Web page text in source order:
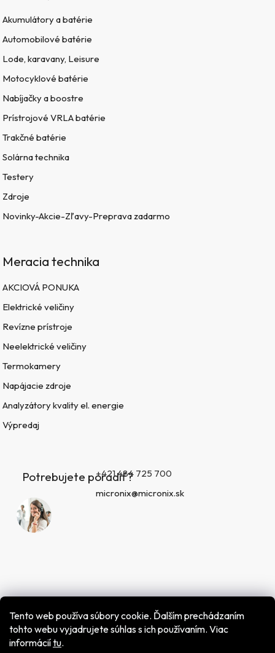
Tento web používa súbory cookie. Ďalším prechádzaním
tohto webu vyjadrujete súhlas s ich používaním. Viac
informáciítu.
Akumulátory a batérie
Automobilové batérie
Lode, karavany, Leisure
Motocyklové batérie
Nabíjačky a boostre
Prístrojové VRLA batérie
Trakčné batérie
Solárna technika
Testery
Zdroje
Novinky-Akcie-Zľavy-Preprava zadarmo
Meracia technika
AKCIOVÁ PONUKA
Elektrické veličiny
Revízne prístroje
Neelektrické veličiny
Termokamery
Napájacie zdroje
Analyzátory kvality el. energie
Výpredaj
Potrebujete poradiť?+421 484 725 700
micronix@micronix.sk